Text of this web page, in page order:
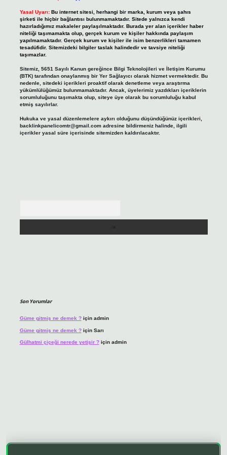
Yasal Uyarı: Bu internet sitesi, herhangi bir marka, kurum veya şahıs
şirketi ile hiçbir bağlantısı bulunmamaktadır. Sitede yalnızca kendi
hazırladığımız makaleler paylaşılmaktadır. Burada yer alan içerikler haber
niteliği taşımamakta olup, gerçek kurum ve kişiler hakkında paylaşım
yapılmamaktadır. Gerçek kurum ve kişiler ile isim benzerlikleri tamamen
tesadüfidir. Sitemizdeki bilgiler taslak halindedir ve tavsiye niteliği
taşımazlar.
Sitemiz, 5651 Sayılı Kanun gereğince Bilgi Teknolojileri ve İletişim Kurumu
(BTK) tarafından onaylanmış bir Yer Sağlayıcı olarak hizmet vermektedir. Bu
nedenle, sitedeki içerikleri proaktif olarak denetleme veya araştırma
yükümlülüğümüz bulunmamaktadır. Ancak, üyelerimiz yazdıkları içeriklerin
sorumluluğunu taşımakta olup, siteye üye olarak bu sorumluluğu kabul
etmiş sayılırlar.
Hukuka ve yasal düzenlemelere aykırı olduğunu düşündüğünüz içerikleri,
backlinkpanelicomtr@gmail.comadresine bildirmeniz halinde, ilgili
içerikler yasal süre içerisinde sitemizden kaldırılacaktır.
Son Yorumlar
Güme gitmiş ne demek ?için admin
Güme gitmiş ne demek ?için Sarı
Gülhatmi çiçeği nerede yetişir ?için admin